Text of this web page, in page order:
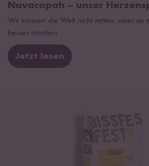
Navacopah – unser
Wir können die Welt nicht retten, aber sie
besser machen
Jetzt lesen